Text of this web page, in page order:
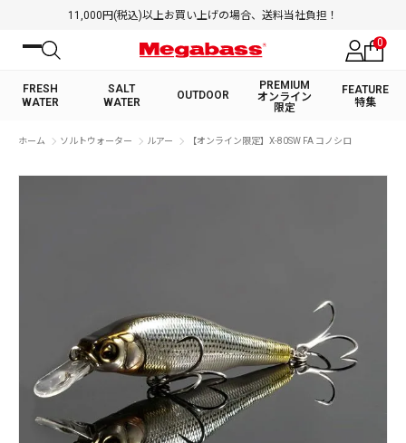
11,000円(税込)以上お買い上げの場合、送料当社負担！
0
FRESH
WATER
SALT
WATER
OUTDOOR
PREMIUM
オンライン
限定
FEATURE
特集
絞り込み検索
PREMIUM オンライン限定
FRESH WATER
SALT WATER
ホーム ソルトウォーター ルアー 【オンライン限定】X-80SW FA コノシロ